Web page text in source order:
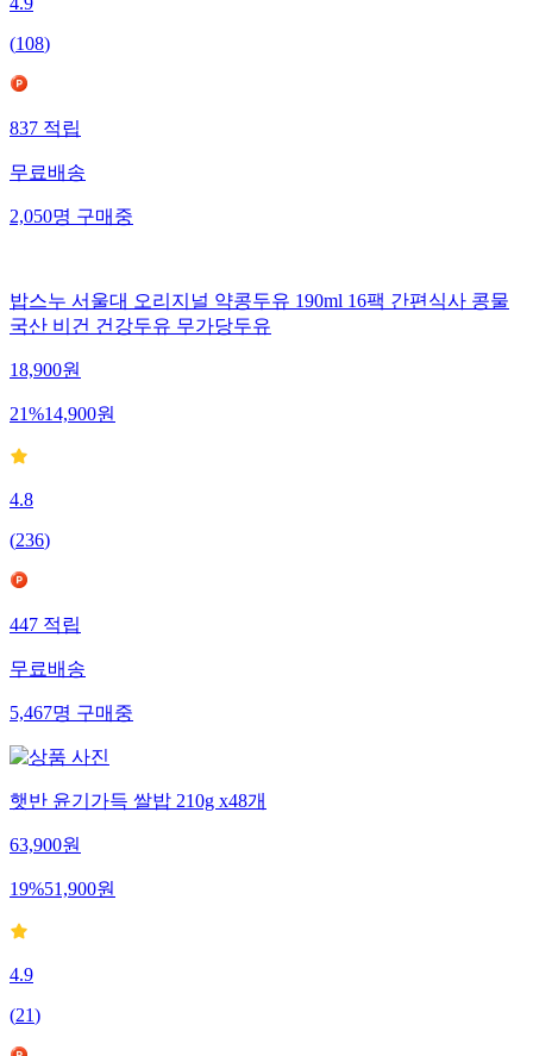
(108)
837 적립
무료배송
2,050명 구매중
밥스누 서울대 오리지널 약콩두유 190ml 16팩 간편식사 콩물
국산 비건 건강두유 무가당두유
18,900원
21%14,900원
4.8
(236)
447적립
무료배송
5,467명구매중
햇반 윤기가득 쌀밥 210g x48개
63,900원
19%51,900원
4.9
(21)